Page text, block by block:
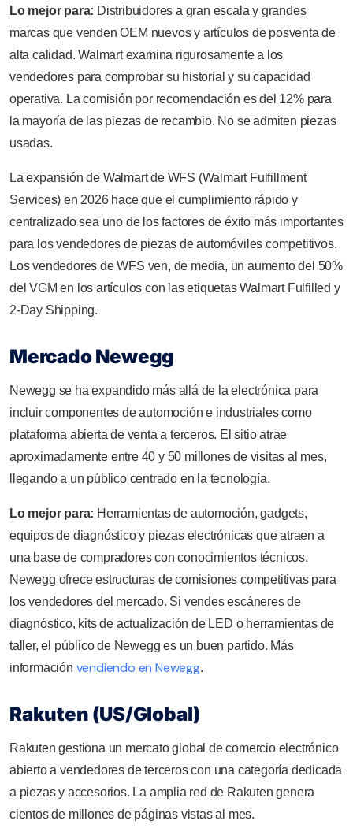
Lo mejor para: Distribuidores a gran escala y grandes
marcas que venden OEM nuevos y artículos de posventa de
alta calidad. Walmart examina rigurosamente a los
vendedores para comprobar su historial y su capacidad
operativa. La comisión por recomendación es del 12% para
la mayoría de las piezas de recambio. No se admiten piezas
usadas.
La expansión de Walmart de WFS (Walmart Fulfillment
Services) en 2026 hace que el cumplimiento rápido y
centralizado sea uno de los factores de éxito más importantes
para los vendedores de piezas de automóviles competitivos.
Los vendedores de WFS ven, de media, un aumento del 50%
del VGM en los artículos con las etiquetas Walmart Fulfilled y
2-Day Shipping.
Mercado Newegg
Newegg se ha expandido más allá de la electrónica para
incluir componentes de automoción e industriales como
plataforma abierta de venta a terceros. El sitio atrae
aproximadamente entre 40 y 50 millones de visitas al mes,
llegando a un público centrado en la tecnología.
Lo mejor para: Herramientas de automoción, gadgets,
equipos de diagnóstico y piezas electrónicas que atraen a
una base de compradores con conocimientos técnicos.
Newegg ofrece estructuras de comisiones competitivas para
los vendedores del mercado. Si vendes escáneres de
diagnóstico, kits de actualización de LED o herramientas de
taller, el público de Newegg es un buen partido. Más
información vendiendo en Newegg.
Rakuten (US/Global)
Rakuten gestiona un mercato global de comercio electrónico
abierto a vendedores de terceros con una categoría dedicada
a piezas y accesorios. La amplia red de Rakuten genera
cientos de millones de páginas vistas al mes.